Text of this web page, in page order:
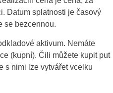
Datum splatnosti je časový
se bezcennou.
aktivum. Nemáte
(kupní). Čili můžete kupit put
s nimi lze vytvářet vcelku